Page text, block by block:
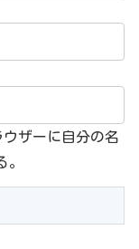
ザーに自分の名